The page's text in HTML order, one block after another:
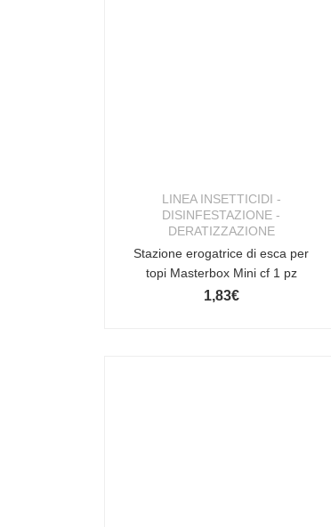
LINEA INSETTICIDI -
DISINFESTAZIONE -
DERATIZZAZIONE
Stazione erogatrice di esca per
topi Masterbox Mini cf 1 pz
1,83€